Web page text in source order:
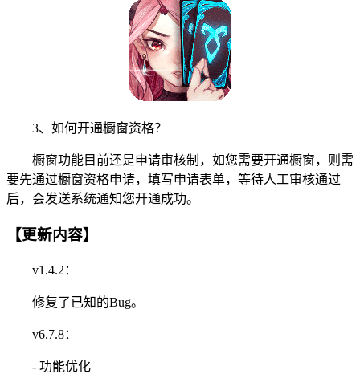
3、如何开通橱窗资格？
橱窗功能目前还是申请审核制，如您需要开通橱窗，则需
要先通过橱窗资格申请，填写申请表单，等待人工审核通过
后，会发送系统通知您开通成功。
【更新内容】
v1.4.2：
修复了已知的Bug。
v6.7.8：
- 功能优化